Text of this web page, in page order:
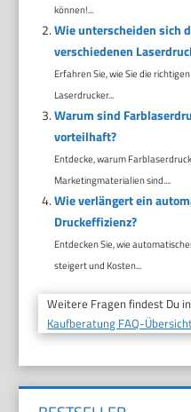
können!...
Wie unterscheiden sich
verschiedenen
Erfahren Sie, wie Sie die
Laserdrucker...
Warum sind
vorteilhaft?
Entdecke, warum
Marketingmaterialien sind....
Wie verlängert ein
Druckeffizienz?
Entdecken Sie, wie
steigert und Kosten...
Weitere Fragen findest Du
Kaufberatung FAQ-